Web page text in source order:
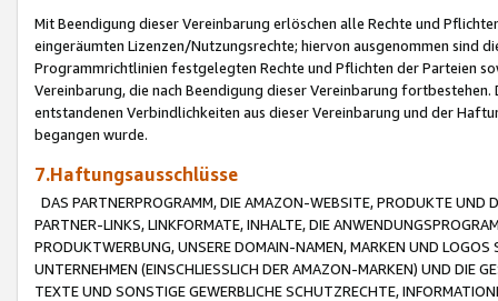
Mit Beendigung dieser Vereinbarung erlöschen alle Rechte und
eingeräumten Lizenzen/Nutzungsrechte; hiervon ausgenommen sind
Programmrichtlinien festgelegten Rechte und Pflichten der Parteien
Vereinbarung, die nach Beendigung dieser Vereinbarung
entstandenen Verbindlichkeiten aus dieser Vereinbarung und der
begangen wurde.
7.Haftungsausschlüsse
DAS PARTNERPROGRAMM, DIE AMAZON-WEBSITE, PRODUKTE UND
PARTNER-LINKS, LINKFORMATE, INHALTE, DIE
PRODUKTWERBUNG, UNSERE DOMAIN-NAMEN, MARKEN UND
UNTERNEHMEN (EINSCHLIESSLICH DER AMAZON-MARKEN) UND DIE
TEXTE UND SONSTIGE GEWERBLICHE SCHUTZRECHTE,